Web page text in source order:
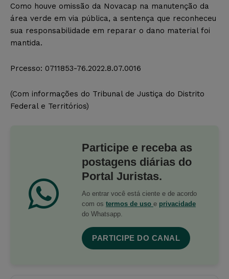
Como houve omissão da Novacap na manutenção da
área verde em via pública, a sentença que reconheceu
sua responsabilidade em reparar o dano material foi
mantida.
Prcesso: 0711853-76.2022.8.07.0016
(Com informações do Tribunal de Justiça do Distrito
Federal e Territórios)
Participe e receba as
postagens diárias do
Portal Juristas.
Ao entrar você está ciente e de acordo
com os termos de uso e privacidade
do Whatsapp.
PARTICIPE DO CANAL